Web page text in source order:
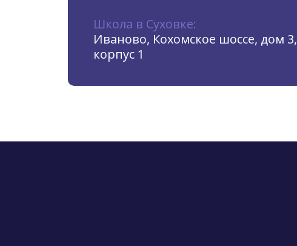
Школа в Суховке:
Иваново, Кохомское шоссе, дом 3,
корпус 1